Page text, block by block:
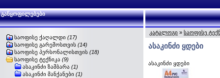
განყოფილებები
საოფისე ქაღალდი (17)
საოფისე გარემოსთვის (14)
საოფისე პერსონალისთვის (18)
საოფისე ტექნიკა (9)
ასაკინძი ზამბარა (1)
ასაკინძი მანქანები (1)
კატალოგი » საოფისე
ასაკინძი ყდები
ასაკინძი ყდები